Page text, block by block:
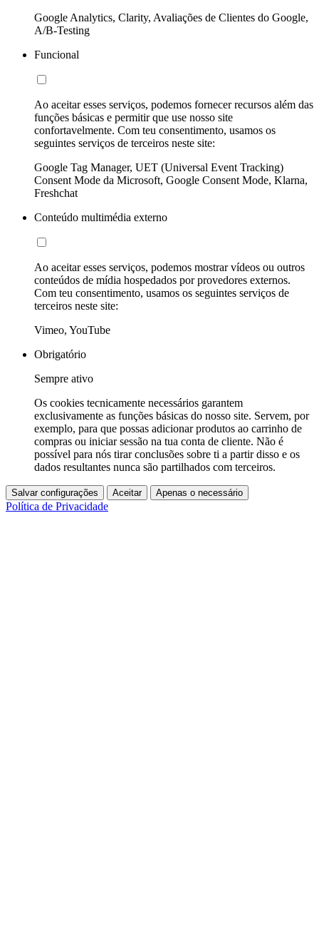
Google Analytics, Clarity, Avaliações de Clientes do Google,
A/B-Testing
Funcional
Ao aceitar esses serviços, podemos fornecer recursos além das
funções básicas e permitir que use nosso site
confortavelmente. Com teu consentimento, usamos os
seguintes serviços de terceiros neste site:
Google Tag Manager, UET (Universal Event Tracking)
Consent Mode da Microsoft, Google Consent Mode, Klarna,
Freshchat
Conteúdo multimédia externo
Ao aceitar esses serviços, podemos mostrar vídeos ou outros
conteúdos de mídia hospedados por provedores externos.
Com teu consentimento, usamos os seguintes serviços de
terceiros neste site:
Vimeo, YouTube
Obrigatório
Sempre ativo
Os cookies tecnicamente necessários garantem
exclusivamente as funções básicas do nosso site. Servem, por
exemplo, para que possas adicionar produtos ao carrinho de
compras ou iniciar sessão na tua conta de cliente. Não é
possível para nós tirar conclusões sobre ti a partir disso e os
dados resultantes nunca são partilhados com terceiros.
Salvar configurações Aceitar Apenas o necessário
Política de Privacidade